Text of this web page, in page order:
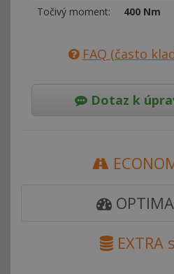
Točivý moment:
400 Nm
FAQ (často
Dotaz k
EXTRA